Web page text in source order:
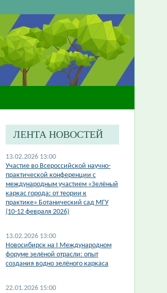
ЛЕНТА НОВОСТЕЙ
13.02.2026 13:00
Участие во Всероссийской научно-
практической конференции с
международным участием «Зелёный
каркас города: от теории к
практике» Ботанический сад МГУ
(10-12 февраля 2026)
13.02.2026 13:00
​Новосибирск на I Международном
форуме зелёной отрасли: опыт
создания водно зелёного каркаса
22.01.2026 15:00